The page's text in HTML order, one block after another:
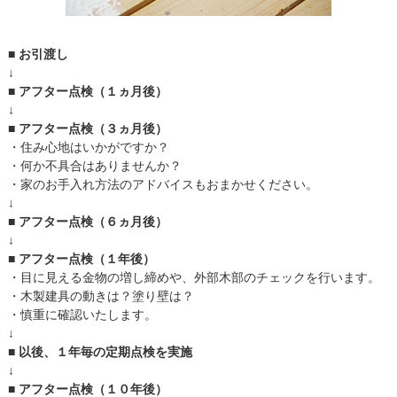
■ お引渡し
↓
■ アフター点検（１ヵ月後）
↓
■ アフター点検（３ヵ月後）
・住み心地はいかがですか？
・何か不具合はありませんか？
・家のお手入れ方法のアドバイスもおまかせください。
↓
■ アフター点検（６ヵ月後）
↓
■ アフター点検（１年後）
・目に見える金物の増し締めや、外部木部のチェックを行います。
・木製建具の動きは？塗り壁は？
・慎重に確認いたします。
↓
■ 以後、１年毎の定期点検を実施
↓
■ アフター点検（１０年後）